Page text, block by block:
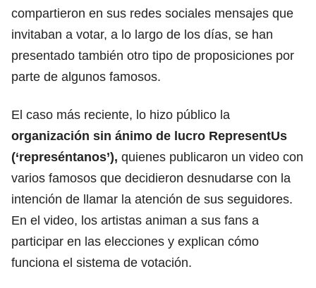
compartieron en sus redes sociales mensajes que
invitaban a votar, a lo largo de los días, se han
presentado también otro tipo de proposiciones por
parte de algunos famosos.
El caso más reciente, lo hizo público la
organización sin ánimo de lucro RepresentUs
(‘represéntanos’), quienes publicaron un video con
varios famosos que decidieron desnudarse con la
intención de llamar la atención de sus seguidores.
En el video, los artistas animan a sus fans a
participar en las elecciones y explican cómo
funciona el sistema de votación.